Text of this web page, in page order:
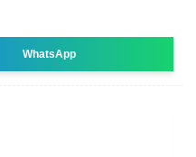
WhatsApp